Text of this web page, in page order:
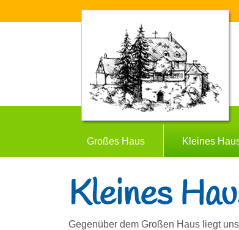
Suchformular
Großes Haus Kleines
Kleines
Gegenüber dem Großen Haus liegt